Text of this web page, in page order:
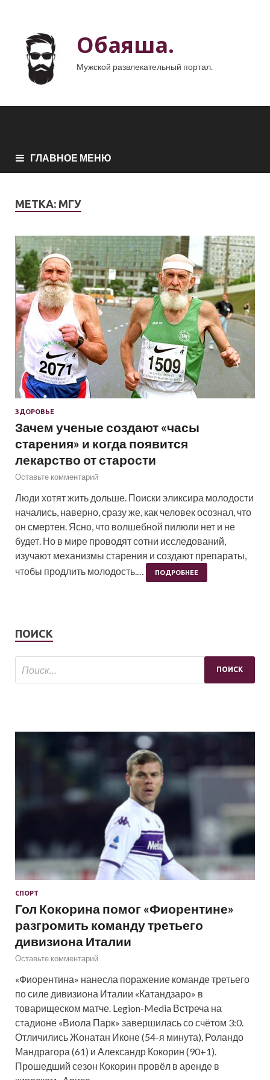
Обаяша.
Мужской развлекательный портал.
ГЛАВНОЕ МЕНЮ
МЕТКА: МГУ
ЗДОРОВЬЕ
Зачем ученые создают «часы
старения» и когда появится
лекарство от старости
Оставьте комментарий
Люди хотят жить дольше. Поиски эликсира молодости
начались, наверно, сразу же, как человек осознал, что
он смертен. Ясно, что волшебной пилюли нет и не
будет. Но в мире проводят сотни исследований,
изучают механизмы старения и создают препараты,
чтобы продлить молодость.…
ПОДРОБНЕЕ
ПОИСК
СПОРТ
Гол Кокорина помог «Фиорентине»
разгромить команду третьего
дивизиона Италии
Оставьте комментарий
«Фиорентина» нанесла поражение команде третьего
по силе дивизиона Италии «Катандзаро» в
товарищеском матче. Legion-Media Встреча на
стадионе «Виола Парк» завершилась со счётом 3:0.
Отличились Жонатан Иконе (54-я минута), Роландо
Мандрагора (61) и Александр Кокорин (90+1).
Прошедший сезон Кокорин провёл в аренде в